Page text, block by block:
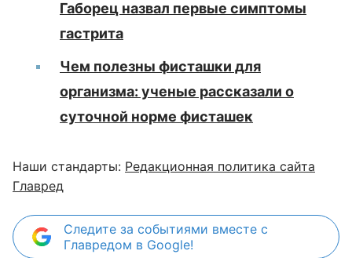
Габорец назвал первые симптомы
гастрита
Чем полезны фисташки для
организма: ученые рассказали о
суточной норме фисташек
Наши стандарты: Редакционная политика сайта
Главред
Следите за событиями вместе с
Главредом в Google!